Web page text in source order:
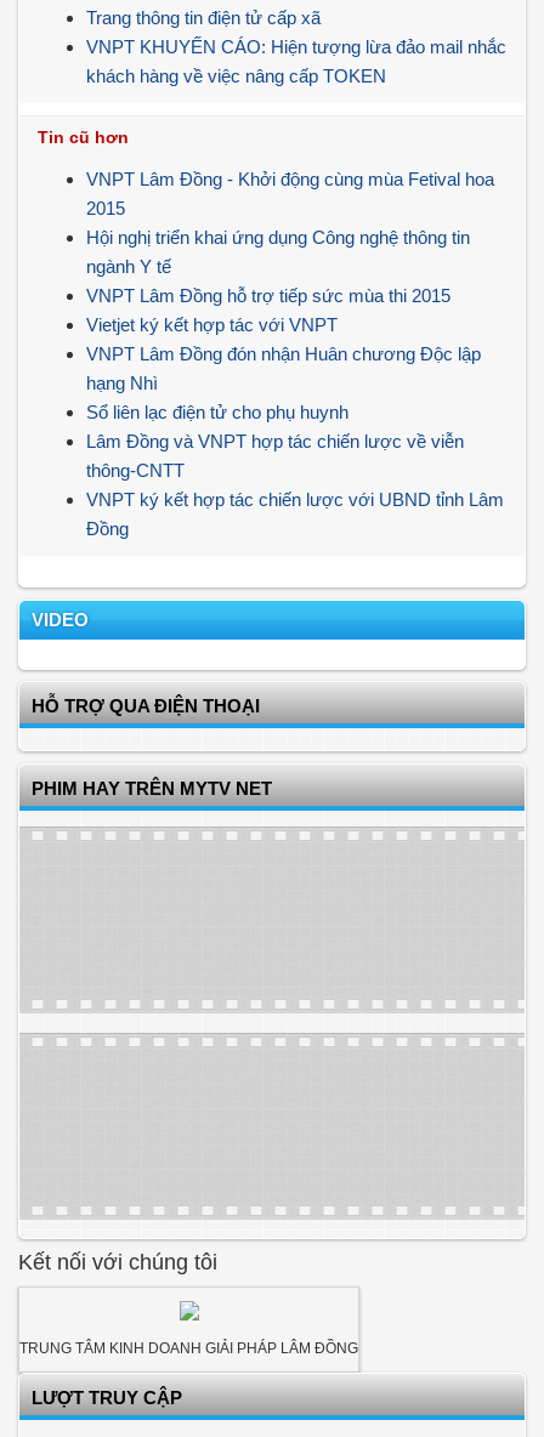
Trang thông tin điện tử cấp xã
VNPT KHUYẾN CÁO: Hiện tượng lừa đảo mail nhắc
khách hàng về việc nâng cấp TOKEN
Tin cũ hơn
VNPT Lâm Đồng - Khởi động cùng mùa Fetival hoa
2015
Hội nghị triển khai ứng dụng Công nghệ thông tin
ngành Y tế
VNPT Lâm Đồng hỗ trợ tiếp sức mùa thi 2015
Vietjet ký kết hợp tác với VNPT
VNPT Lâm Đồng đón nhận Huân chương Độc lập
hạng Nhì
Sổ liên lạc điện tử cho phụ huynh
Lâm Đồng và VNPT hợp tác chiến lược về viễn
thông-CNTT
VNPT ký kết hợp tác chiến lược với UBND tỉnh Lâm
Đồng
VIDEO
HỖ TRỢ QUA ĐIỆN THOẠI
PHIM HAY TRÊN MYTV NET
Kết nối với chúng tôi
TRUNG TÂM KINH DOANH GIẢI PHÁP LÂM ĐỒNG
LƯỢT TRUY CẬP